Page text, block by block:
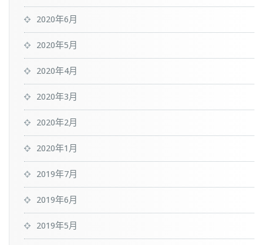
2020年6月
2020年5月
2020年4月
2020年3月
2020年2月
2020年1月
2019年7月
2019年6月
2019年5月